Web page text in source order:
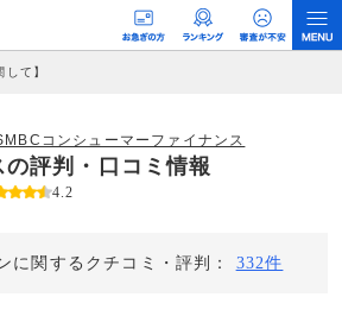
して】
支払われるという収益モデルです。 ただし、特定の
なく、当編集部の調査／ユーザーへの口コミ収集な
情報提供を行っています。
コンシューマーファイナンス
の評判・口コミ情報
4.2
に関するクチコミ・評判： 332件